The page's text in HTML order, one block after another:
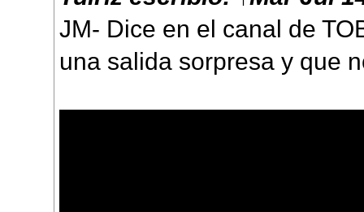
JM- Dice en el canal de
una salida sorpresa y que